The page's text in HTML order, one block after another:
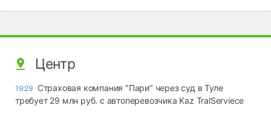
Центр
19:29 Страховая компания "Пари" через суд в Туле
требует 29 млн руб. с автоперевозчика Kaz TralServiece